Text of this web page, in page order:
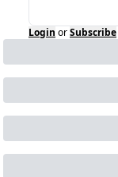
Login orSubscribe